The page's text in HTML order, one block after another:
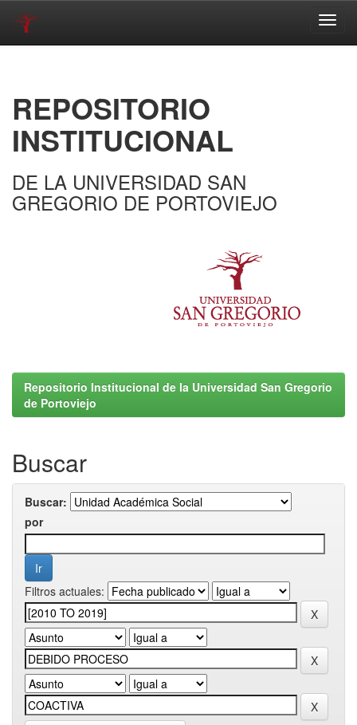
REPOSITORIO
INSTITUCIONAL
DE LA UNIVERSIDAD SAN
GREGORIO DE PORTOVIEJO
Repositorio Institucional de la Universidad San Gregorio
de Portoviejo
Buscar
Buscar:
por
Filtros actuales: